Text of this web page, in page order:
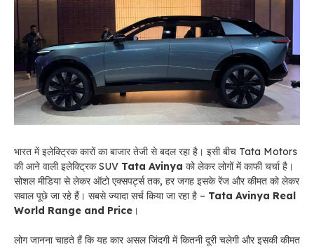
भारत में इलेक्ट्रिक कारों का बाजार तेजी से बदल रहा है। इसी बीच Tata Motors
की आने वाली इलेक्ट्रिक SUV Tata Avinya को लेकर लोगों में काफी चर्चा है।
सोशल मीडिया से लेकर ऑटो एक्सपर्ट्स तक, हर जगह इसके रेंज और कीमत को लेकर
सवाल पूछे जा रहे हैं। सबसे ज्यादा सर्च किया जा रहा है – Tata Avinya Real
World Range and Price ।
लोग जानना चाहते हैं कि यह कार असल जिंदगी में कितनी दूरी चलेगी और इसकी कीमत